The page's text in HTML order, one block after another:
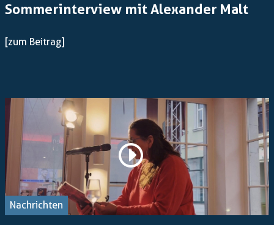
Sommerinterview mit Alexander Malt
[zum Beitrag]
Nachrichten